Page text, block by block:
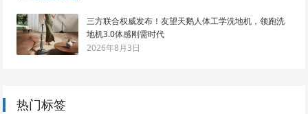
三方联合权威发布！友望天鹅人体工学洗地机，领跑洗
地机3.0体感刚需时代
2026年8月3日
热门标签